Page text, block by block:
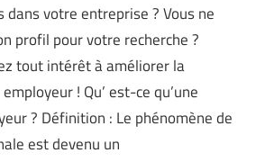
dans votre entreprise ? Vous ne
profil pour votre recherche ?
tout intérêt à améliorer la
! Qu’ est-ce qu’une
? Définition : Le phénomène de
est devenu un